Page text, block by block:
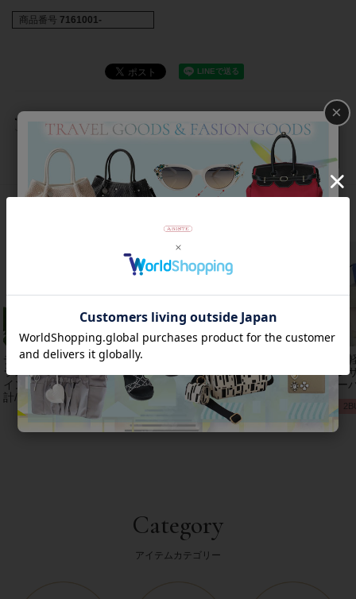
商品番号 7161001-
返品について
チェコクリスタルガ
ラス立体リボンデザ
インベルト時
計/9240001
【アンジェラカプッ
りイヤリン
グ/3021010-
ジルコニアフラワー
ネックレス/1021016
【
レ
ー
Category
アイテムカテゴリー
×